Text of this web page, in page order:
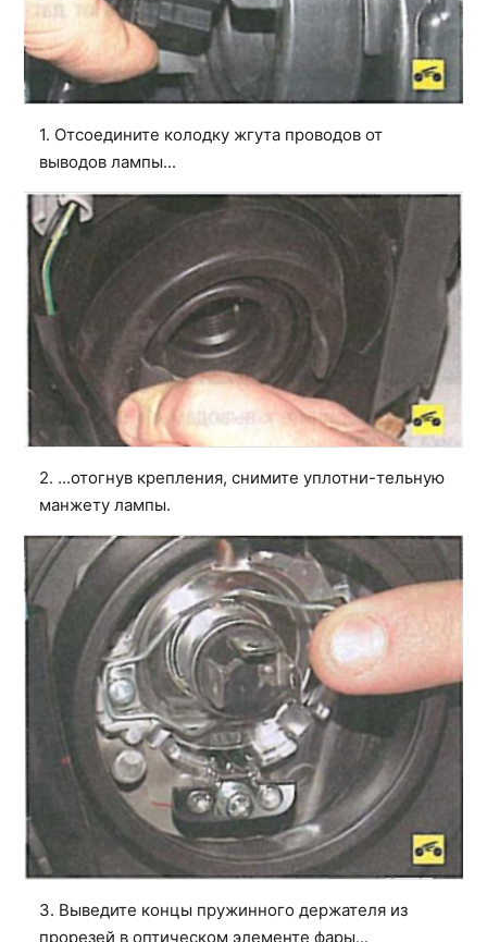
1. Отсоедините колодку жгута проводов от
выводов лампы...
2. ...отогнув крепления, снимите уплотни-тельную
манжету лампы.
3. Выведите концы пружинного держателя из
прорезей в оптическом элементе фары...